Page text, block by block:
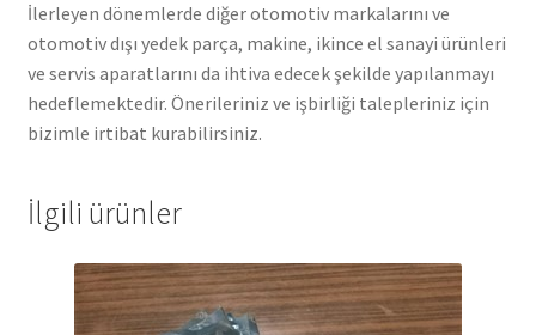
İlerleyen dönemlerde diğer otomotiv markalarını ve
otomotiv dışı yedek parça, makine, ikince el sanayi ürünleri
ve servis aparatlarını da ihtiva edecek şekilde yapılanmayı
hedeflemektedir. Önerileriniz ve işbirliği talepleriniz için
bizimle irtibat kurabilirsiniz.
İlgili ürünler